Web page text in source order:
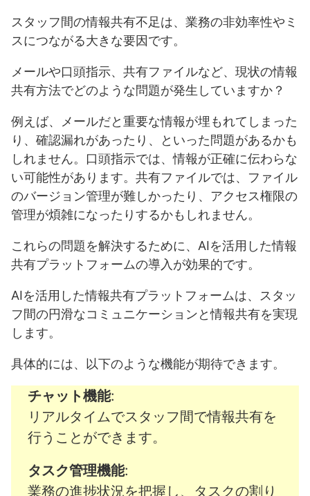
スタッフ間の情報共有不足は、業務の非効率性やミ
スにつながる大きな要因です。
メールや口頭指示、共有ファイルなど、現状の情報
共有方法でどのような問題が発生していますか？
例えば、メールだと重要な情報が埋もれてしまった
り、確認漏れがあったり、といった問題があるかも
しれません。口頭指示では、情報が正確に伝わらな
い可能性があります。共有ファイルでは、ファイル
のバージョン管理が難しかったり、アクセス権限の
管理が煩雑になったりするかもしれません。
これらの問題を解決するために、AIを活用した情報
共有プラットフォームの導入が効果的です。
AIを活用した情報共有プラットフォームは、スタッ
フ間の円滑なコミュニケーションと情報共有を実現
します。
具体的には、以下のような機能が期待できます。
チャット機能:
リアルタイムでスタッフ間で情報共有を
行うことができます。
タスク管理機能:
業務の進捗状況を把握し、タスクの割り